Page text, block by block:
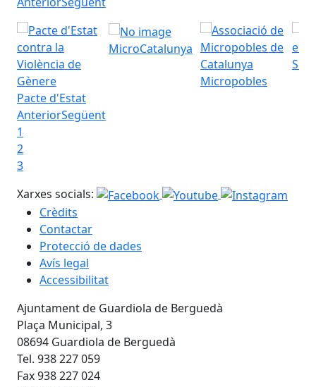
Pacte d'Estat
MicroCatalunya
Micropobles
Seu
AnteriorSegüent
1
2
3
Xarxes socials:
Crèdits
Contactar
Protecció de dades
Avís legal
Accessibilitat
Ajuntament de Guardiola de Berguedà
Plaça Municipal, 3
08694 Guardiola de Berguedà
Tel. 938 227 059
Fax 938 227 024